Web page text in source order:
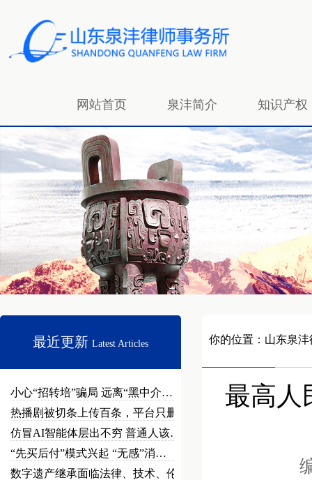
网站首页 泉沣简介 知识产权
招贤纳士
最近更新 Latest Articles
小心“招转培”骗局 远离“黑中介…
热播剧被切条上传百条，平台只删不…
仿冒AI智能体层出不穷 普通人该…
“先买后付”模式兴起 “无感”消…
数字遗产继承面临法律、技术、伦理…
你的位置： 山东泉
最高人